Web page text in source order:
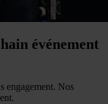
événement
engagement. Nos